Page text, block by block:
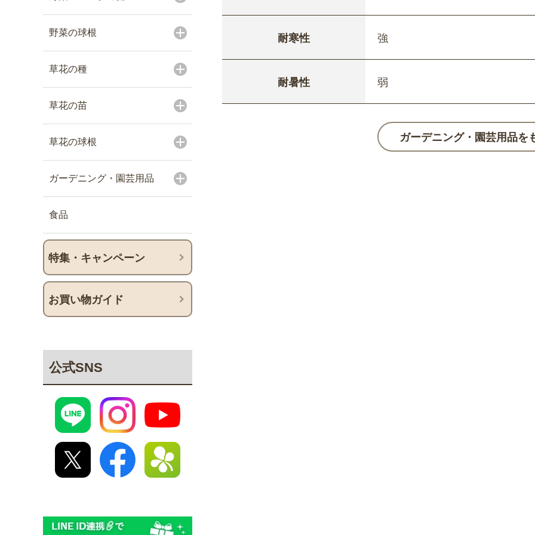
野菜の球根
草花の種
草花の苗
草花の球根
ガーデニング・園芸用品
食品
特集・キャンペーン
お買い物ガイド
公式SNS
耐寒性 強
耐暑性 弱
ガーデニング・園芸用品を